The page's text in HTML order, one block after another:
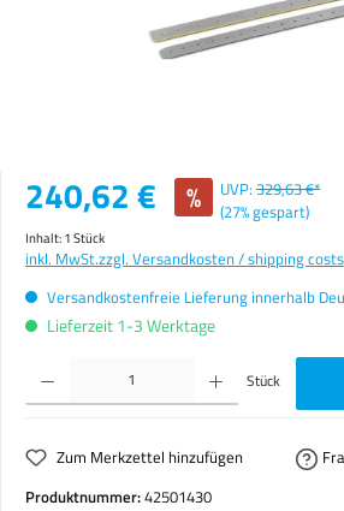
Verkaufspreis:
240,62 € % UVP: 329,63 €*
(27% gespart)
Inhalt:1 Stück
inkl. MwSt.zzgl. Versandkosten / shipping costs
Versandkostenfreie Lieferung innerhalb
Lieferzeit 1-3 Werktage
Produkt Anzahl: Gib den gewünschten Wert ein oder benutze
Stück
Zum Merkzettel hinzufügen
Produktnummer:42501430